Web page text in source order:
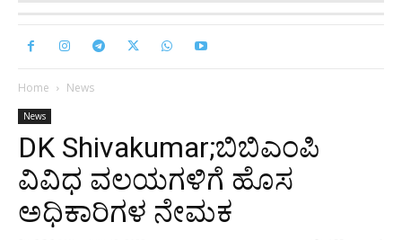
Home News
News
DK Shivakumar;ಬಿಬಿಎಂಪಿ
ವಿವಿಧ ವಲಯಗಳಿಗೆ ಹೊಸ
ಅಧಿಕಾರಿಗಳ ನೇಮಕ